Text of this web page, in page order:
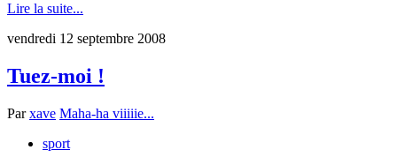
Lire la suite...
vendredi 12 septembre 2008
Tuez-moi !
Parxave Maha-ha viiiiie...
sport